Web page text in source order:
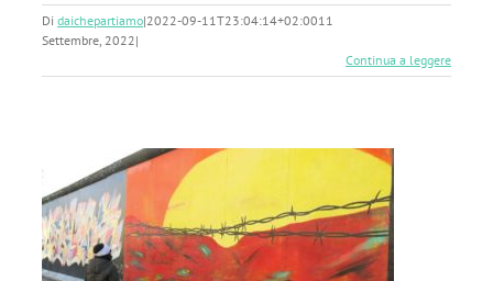
Di daichepartiamo|2022-09-11T23:04:14+02:0011
Settembre, 2022|
Continua a leggere